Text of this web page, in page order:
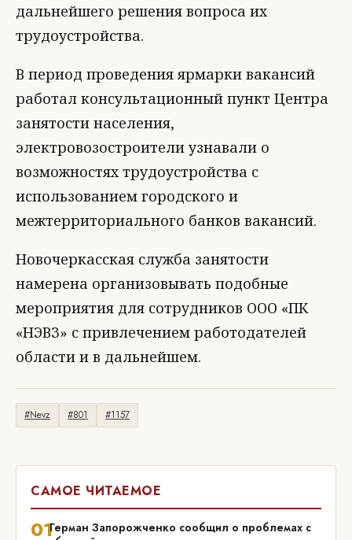
дальнейшего решения вопроса их
трудоустройства.
В период проведения ярмарки вакансий
работал консультационный пункт Центра
занятости населения,
электровозостроители узнавали о
возможностях трудоустройства с
использованием городского и
межтерриториального банков вакансий.
Новочеркасская служба занятости
намерена организовывать подобные
мероприятия для сотрудников ООО «ПК
«НЭВЗ» с привлечением работодателей
области и в дальнейшем.
#Nevz #801 #1157
САМОЕ ЧИТАЕМОЕ
01Герман Запорожченко сообщил о проблемах с